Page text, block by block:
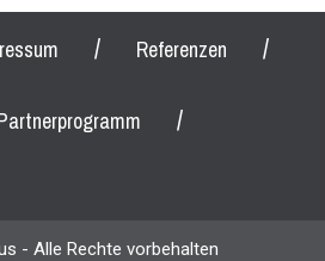
/ Referenzen /
/
- Alle Rechte vorbehalten